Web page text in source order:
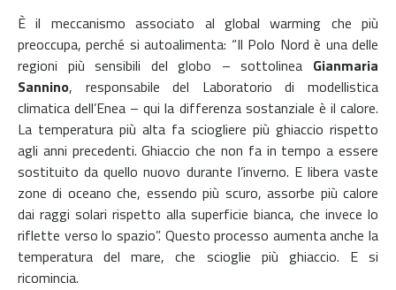
È il meccanismo associato al global warming che più
preoccupa, perché si autoalimenta: “Il Polo Nord è una delle
regioni più sensibili del globo – sottolinea Gianmaria
Sannino, responsabile del Laboratorio di modellistica
climatica dell’Enea – qui la differenza sostanziale è il calore.
La temperatura più alta fa sciogliere più ghiaccio rispetto
agli anni precedenti. Ghiaccio che non fa in tempo a essere
sostituito da quello nuovo durante l’inverno. E libera vaste
zone di oceano che, essendo più scuro, assorbe più calore
dai raggi solari rispetto alla superficie bianca, che invece lo
riflette verso lo spazio”. Questo processo aumenta anche la
temperatura del mare, che scioglie più ghiaccio. E si
ricomincia.